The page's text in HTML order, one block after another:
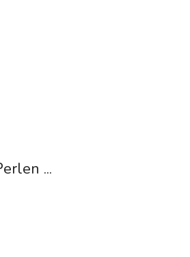
Sie sich von der natürlichen Brillanz und
inspirieren. Gestalten Sie Schmuck, der
ist, sondern auch spirituelle Tiefe
...